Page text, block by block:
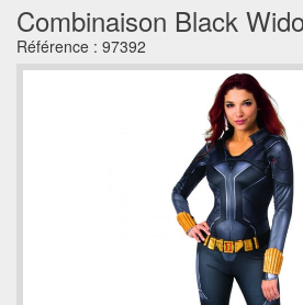
Combinaison Black
Référence : 97392